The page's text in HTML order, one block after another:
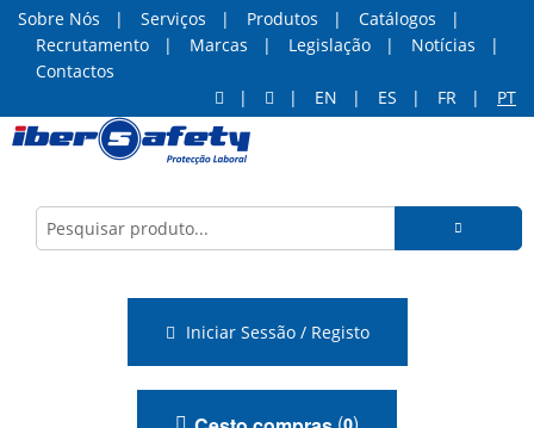
Sobre Nós Serviços Produtos
Catálogos
Recrutamento
Marcas Legislação
Notícias
Contactos
EN
ES FR PT
Iniciar Sessão / Registo